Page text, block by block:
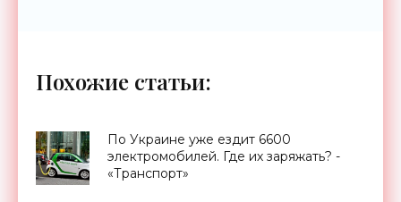
Похожие статьи:
По Украине уже ездит 6600
электромобилей. Где их заряжать? -
«Транспорт»